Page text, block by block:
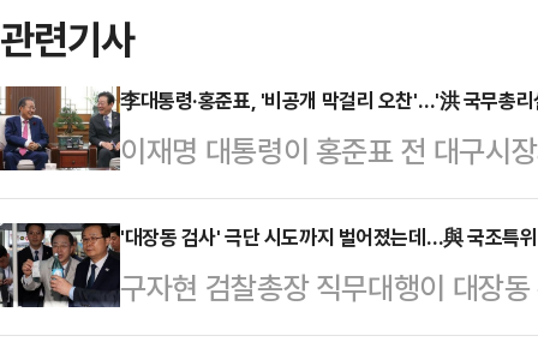
관련기사
李대통령·홍준표, '비공개 막걸리 오찬'…'洪 국무총
이재명 대통령이 홍준표 전 대구시
후 중도·보수 진영으로의 외연 확
의힘 대선 후보 경선에서 탈락한 뒤
권의 이목이 쏠리고 있다. 정치권
북(TK) 표심을 잡기 위해 '깜짝 인
'대장동 검사' 극단 시도까지 벌어졌는데…與 국조특
구자현 검찰총장 직무대행이 대장
당 사건의 수사와 공소 유지를 담당